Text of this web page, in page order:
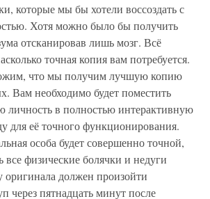
которые мы бы хотели воссоздать с
Хотя можно было бы получить
отсканировав лишь мозг. Всё
точная копия вам потребуется.
что мы получим лучшую копию
Вам необходимо будет поместить
личность в полностью интерактивную
для её точного функционирования.
особа будет совершенно точной,
все физические болячки и недуги
оригинала должен произойти
через пятнадцать минут после